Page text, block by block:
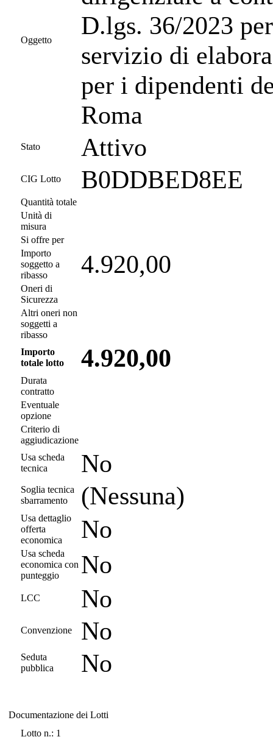
Oggetto
D.lgs. 36/2023
servizio di
per i dipendenti
Roma
Stato Attivo
CIG Lotto B0DDBED8EE
Quantità totale
Unità di
misura
Si offre per
Importo
soggetto a
ribasso
4.920,00
Oneri di
Sicurezza
Altri oneri non
soggetti a
ribasso
Importo
totale lotto
4.920,00
Durata
contratto
Eventuale
opzione
Criterio di
aggiudicazione
Usa scheda
tecnica
No
Soglia tecnica
sbarramento
(Nessuna)
Usa dettaglio
offerta
economica
No
Usa scheda
economica con
punteggio
No
LCC No
Convenzione No
Seduta
pubblica
No
Documentazione dei Lotti
Lotto n.: 1